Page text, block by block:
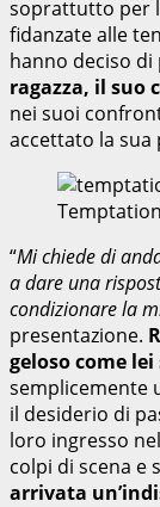
soprattutto per
fidanzate alle
hanno deciso
ragazza, il suo
nei suoi
accettato la sua
“Mi chiede di
a dare una
condizionare la
presentazione.
geloso come
semplicemente
il desiderio di
loro ingresso
colpi di scena e
arrivata